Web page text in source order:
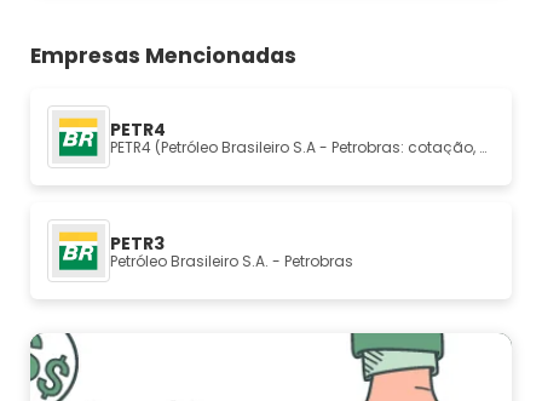
Empresas Mencionadas
PETR4
PETR4 (Petróleo Brasileiro S.A - Petrobras: cotação, análise e fundamentos
PETR3
Petróleo Brasileiro S.A. - Petrobras